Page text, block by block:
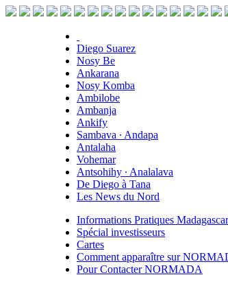
Diego Suarez
Nosy Be
Ankarana
Nosy Komba
Ambilobe
Ambanja
Ankify
Sambava ∙ Andapa
Antalaha
Vohemar
Antsohihy ∙ Analalava
De Diego à Tana
Les News du Nord
Informations Pratiques Madagascar
Spécial investisseurs
Cartes
Comment apparaître sur
Pour Contacter NORMADA